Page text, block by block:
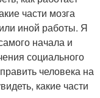
части мозга
иной работы. Я
начала и
социального
человека на
какие части